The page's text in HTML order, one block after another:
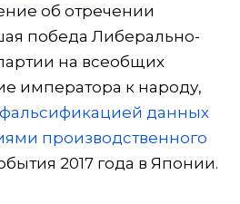
об отречении
победа Либерально-
на всеобщих
императора к народу,
фальсификацией данных
производственного
2017 года в Японии.